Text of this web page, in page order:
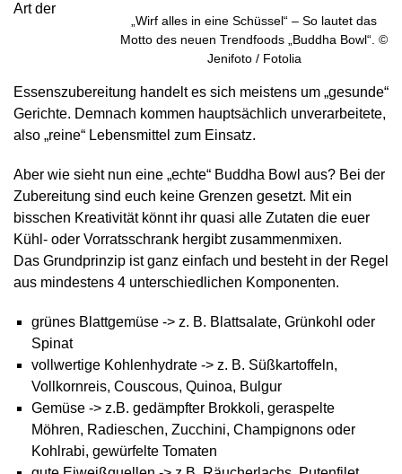
„Wirf alles in eine Schüssel“ – So lautet das
Motto des neuen Trendfoods „Buddha Bowl“. ©
Jenifoto / Fotolia
Art der
Essenszubereitung handelt es sich meistens um „gesunde“
Gerichte. Demnach kommen hauptsächlich unverarbeitete,
also „reine“ Lebensmittel zum Einsatz.
Aber wie sieht nun eine „echte“ Buddha Bowl aus? Bei der
Zubereitung sind euch keine Grenzen gesetzt. Mit ein
bisschen Kreativität könnt ihr quasi alle Zutaten die euer
Kühl- oder Vorratsschrank hergibt zusammenmixen.
Das Grundprinzip ist ganz einfach und besteht in der Regel
aus mindestens 4 unterschiedlichen Komponenten.
grünes Blattgemüse -> z. B. Blattsalate, Grünkohl oder
Spinat
vollwertige Kohlenhydrate -> z. B. Süßkartoffeln,
Vollkornreis, Couscous, Quinoa, Bulgur
Gemüse -> z.B. gedämpfter Brokkoli, geraspelte
Möhren, Radieschen, Zucchini, Champignons oder
Kohlrabi, gewürfelte Tomaten